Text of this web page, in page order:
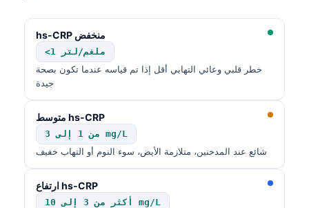
hs-CRP منخفض
<1 ملغم/لتر
خطر قلبي وعائي التهابي أقل إذا تم قياسه عندما تكون بصحة
جيدة
متوسط hs-CRP
من 1 إلى 3 mg/L
شائع عند المدخنين، متلازمة الأيض، سوء النوم أو التهاب خفيف
ارتفاع hs-CRP
أكثر من 3 إلى 10 mg/L